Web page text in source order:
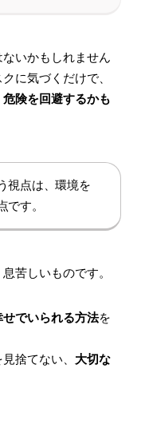
いかもしれません
に気づくだけで、
険を回避するかも
視点は、環境を
です。
苦しいものです。
でいられる方法を
捨てない、 大切な